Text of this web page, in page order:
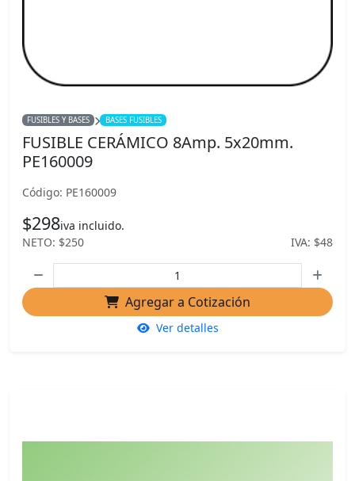
FUSIBLES Y BASES BASES FUSIBLES
FUSIBLE CERÁMICO 8Amp. 5x20mm.
PE160009
Código: PE160009
$298iva incluido.
NETO: $250
IVA: $48
Agregar a Cotización
Ver detalles